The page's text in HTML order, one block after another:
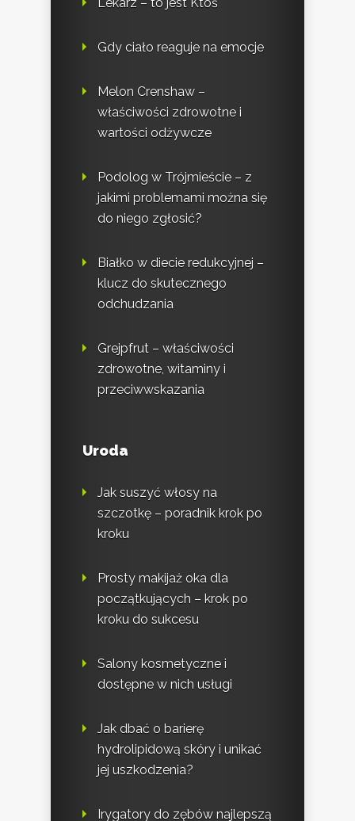
Gdy ciało reaguje na emocje
Melon Crenshaw –
właściwości zdrowotne i
wartości odżywcze
Podolog w Trójmieście – z
jakimi problemami można się
do niego zgłosić?
Białko w diecie redukcyjnej –
klucz do skutecznego
odchudzania
Grejpfrut – właściwości
zdrowotne, witaminy i
przeciwwskazania
Uroda
Jak suszyć włosy na
szczotkę – poradnik krok po
kroku
Prosty makijaż oka dla
początkujących – krok po
kroku do sukcesu
Salony kosmetyczne i
dostępne w nich usługi
Jak dbać o barierę
hydrolipidową skóry i unikać
jej uszkodzenia?
Irygatory do zębów najlepszą